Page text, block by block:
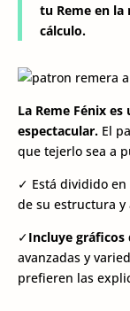
tu Reme en
cálculo.
La Reme Fénix
espectacular. El
que tejerlo sea a
✓︎ Está dividido
de su estructura y
✓︎Incluye gráficos
avanzadas y
prefieren las